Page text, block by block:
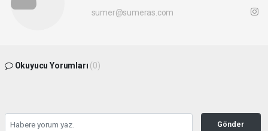
sumer@sumeras.com
Okuyucu Yorumları (0)
Gönder